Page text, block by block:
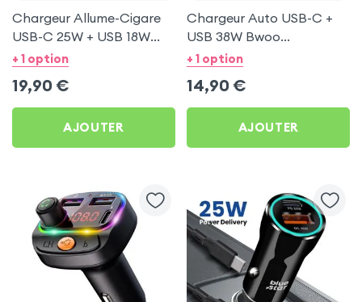
Chargeur Allume-Cigare
USB-C 25W + USB 18W
Bwoo pour Oppo A73 5G
+ 1 option
19,90 €
AJOUTER
Chargeur Auto USB-C +
USB 38W Bwoo
Transparent pour Oppo
+ 1 option
14,90 €
AJOUTER